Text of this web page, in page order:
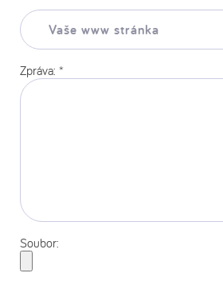
Vaše
www
stránka:
Zpráva: *
Soubor: